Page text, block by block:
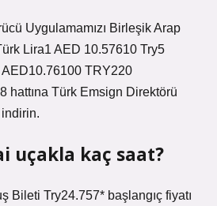
Uygulamamızı Birleşik Arap
Lira1 AED 10.57610 Try5
TRY220
hattına Türk Emsign Direktörü
uçakla kaç saat?
Bileti Try24.757* başlangıç ​​fiyatı